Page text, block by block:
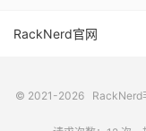
RackNerd官网
© 2021-2026 RackNerd